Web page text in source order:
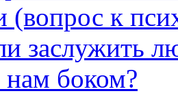
(вопрос к
заслужить
боком?